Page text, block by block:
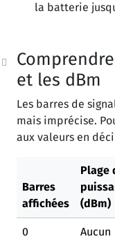
la batterie
et les dBm
Les barres de
mais imprécise.
aux valeurs en
Barres
affichées
Plage
(dBm)
0
Aucun